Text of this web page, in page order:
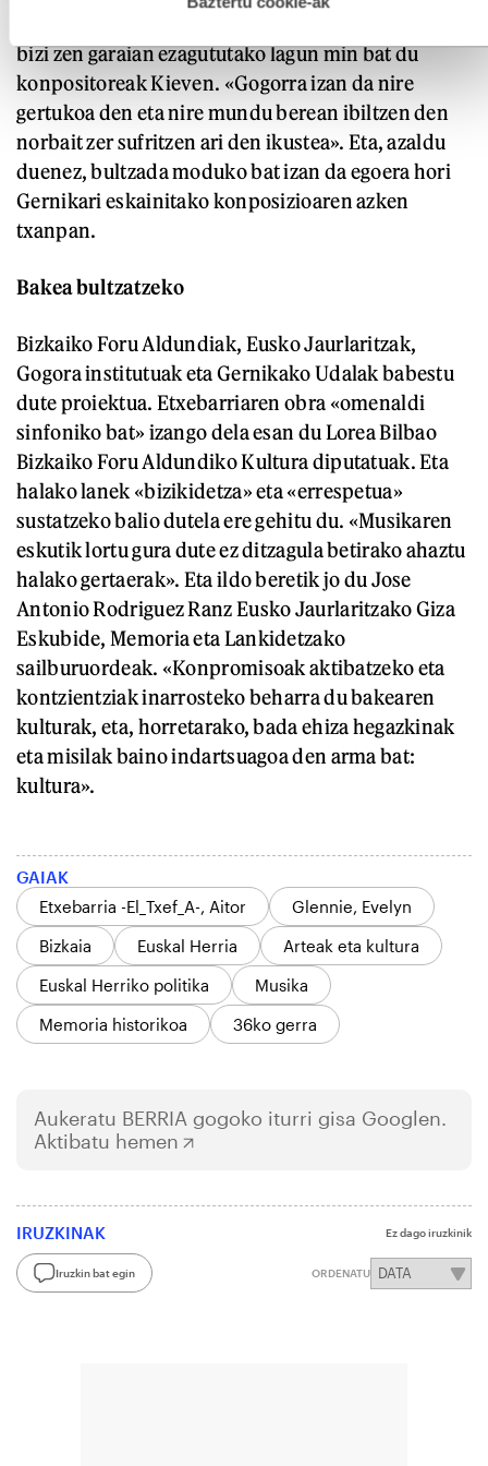
bizi zen garaian ezagututako lagun min bat du
konpositoreak Kieven. «Gogorra izan da nire
gertukoa den eta nire mundu berean ibiltzen den
norbait zer sufritzen ari den ikustea». Eta, azaldu
duenez, bultzada moduko bat izan da egoera hori
Gernikari eskainitako konposizioaren azken
txanpan.
Bakea bultzatzeko
Bizkaiko Foru Aldundiak, Eusko Jaurlaritzak,
Gogora institutuak eta Gernikako Udalak babestu
dute proiektua. Etxebarriaren obra «omenaldi
sinfoniko bat» izango dela esan du Lorea Bilbao
Bizkaiko Foru Aldundiko Kultura diputatuak. Eta
halako lanek «bizikidetza» eta «errespetua»
sustatzeko balio dutela ere gehitu du. «Musikaren
eskutik lortu gura dute ez ditzagula betirako ahaztu
halako gertaerak». Eta ildo beretik jo du Jose
Antonio Rodriguez Ranz Eusko Jaurlaritzako Giza
Eskubide, Memoria eta Lankidetzako
sailburuordeak. «Konpromisoak aktibatzeko eta
kontzientziak inarrosteko beharra du bakearen
kulturak, eta, horretarako, bada ehiza hegazkinak
eta misilak baino indartsuagoa den arma bat:
kultura».
GAIAK
Etxebarria -El_Txef_A-, Aitor
Glennie, Evelyn
Bizkaia
Euskal Herria
Arteak eta kultura
Euskal Herriko politika
Musika
Memoria historikoa
36ko gerra
Aukeratu BERRIA gogoko iturri gisa Googlen.
Aktibatu hemen
IRUZKINAK Ez dago iruzkinik
Iruzkin bat egin ORDENATU